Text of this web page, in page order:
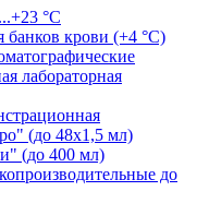
°С
банков крови (+4 °С)
лабораторная
(до 48x1,5 мл)
(до 400 мл)
до